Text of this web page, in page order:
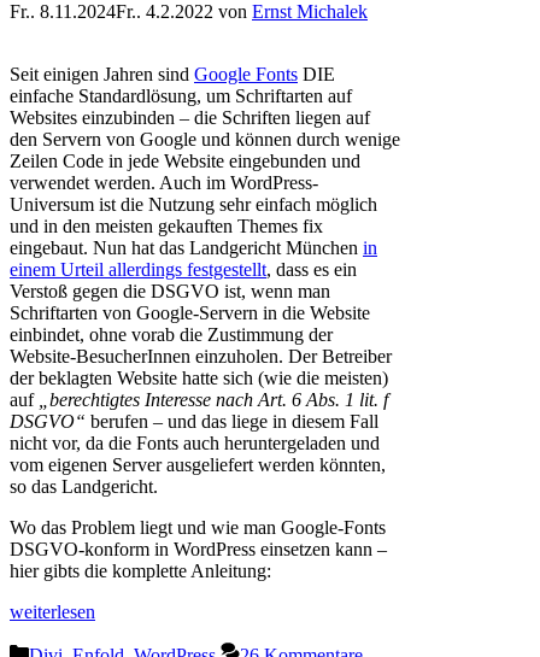
Fr.. 8.11.2024Fr.. 4.2.2022 von Ernst Michalek
Seit einigen Jahren sind Google Fonts DIE
einfache Standardlösung, um Schriftarten auf
Websites einzubinden – die Schriften liegen auf
den Servern von Google und können durch wenige
Zeilen Code in jede Website eingebunden und
verwendet werden. Auch im WordPress-
Universum ist die Nutzung sehr einfach möglich
und in den meisten gekauften Themes fix
eingebaut. Nun hat das Landgericht München in
einem Urteil allerdings festgestellt, dass es ein
Verstoß gegen die DSGVO ist, wenn man
Schriftarten von Google-Servern in die Website
einbindet, ohne vorab die Zustimmung der
Website-BesucherInnen einzuholen. Der Betreiber
der beklagten Website hatte sich (wie die meisten)
auf
„berechtigtes Interesse nach Art. 6 Abs. 1 lit. f
DSGVO“ berufen – und das liege in diesem Fall
nicht vor, da die Fonts auch heruntergeladen und
vom eigenen Server ausgeliefert werden könnten,
so das Landgericht.
Wo das Problem liegt und wie man Google-Fonts
DSGVO-konform in WordPress einsetzen kann –
hier gibts die komplette Anleitung:
weiterlesen
Kategorien